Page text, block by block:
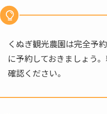
くぬぎ観光農園は完全予
に予約しておきましょう
確認ください。